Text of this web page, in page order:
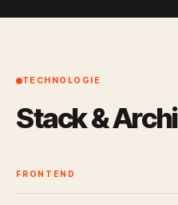
TECHNOLOGIE
Stack &
FRONTEND